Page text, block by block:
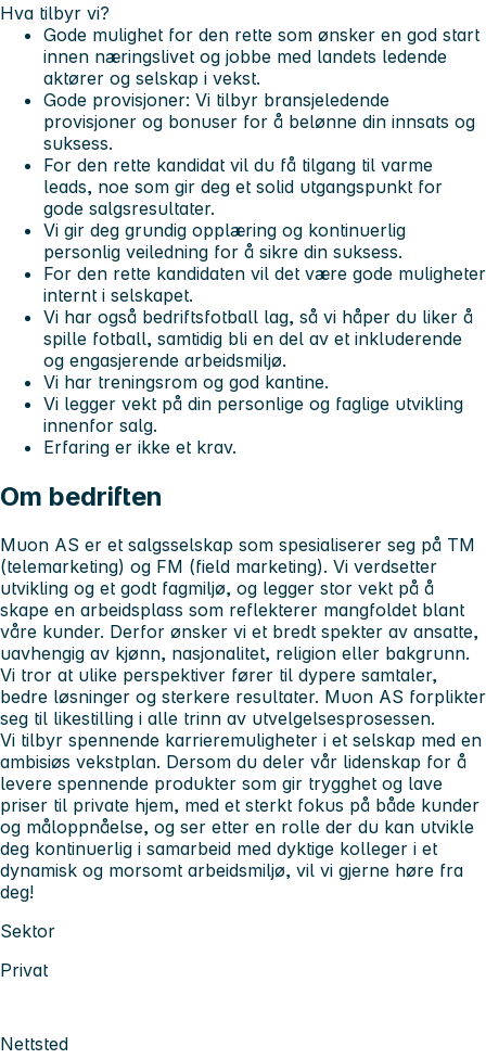
Hva tilbyr vi?
Gode mulighet for den rette som ønsker en god start
innen næringslivet og jobbe med landets ledende
aktører og selskap i vekst.
Gode provisjoner: Vi tilbyr bransjeledende
provisjoner og bonuser for å belønne din innsats og
suksess.
For den rette kandidat vil du få tilgang til varme
leads, noe som gir deg et solid utgangspunkt for
gode salgsresultater.
Vi gir deg grundig opplæring og kontinuerlig
personlig veiledning for å sikre din suksess.
For den rette kandidaten vil det være gode muligheter
internt i selskapet.
Vi har også bedriftsfotball lag, så vi håper du liker å
spille fotball, samtidig bli en del av et inkluderende
og engasjerende arbeidsmiljø.
Vi har treningsrom og god kantine.
Vi legger vekt på din personlige og faglige utvikling
innenfor salg.
Erfaring er ikke et krav.
Om bedriften
Muon AS er et salgsselskap som spesialiserer seg på TM
(telemarketing) og FM (field marketing). Vi verdsetter
utvikling og et godt fagmiljø, og legger stor vekt på å
skape en arbeidsplass som reflekterer mangfoldet blant
våre kunder. Derfor ønsker vi et bredt spekter av ansatte,
uavhengig av kjønn, nasjonalitet, religion eller bakgrunn.
Vi tror at ulike perspektiver fører til dypere samtaler,
bedre løsninger og sterkere resultater. Muon AS forplikter
seg til likestilling i alle trinn av utvelgelsesprosessen.
Vi tilbyr spennende karrieremuligheter i et selskap med en
ambisiøs vekstplan. Dersom du deler vår lidenskap for å
levere spennende produkter som gir trygghet og lave
priser til private hjem, med et sterkt fokus på både kunder
og måloppnåelse, og ser etter en rolle der du kan utvikle
deg kontinuerlig i samarbeid med dyktige kolleger i et
dynamisk og morsomt arbeidsmiljø, vil vi gjerne høre fra
deg!
Sektor
Privat
Nettsted